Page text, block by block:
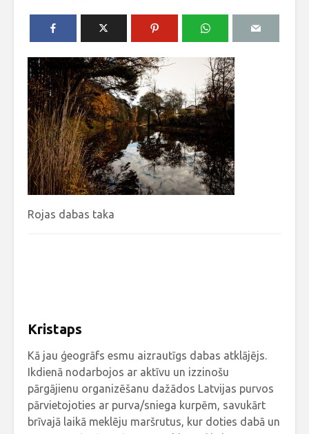
Rojas dabas taka
Kristaps
Kā jau ģeogrāfs esmu aizrautīgs dabas atklājējs.
Ikdienā nodarbojos ar aktīvu un izzinošu
pārgājienu organizēšanu dažādos Latvijas purvos
pārvietojoties ar purva/sniega kurpēm, savukārt
brīvajā laikā meklēju maršrutus, kur doties dabā un